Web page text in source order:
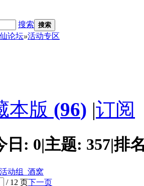
搜索 搜索
论坛»活动专区
本版 (96) |订阅
日: 0|主题: 357|排
活动组_酒窝
/ 12 页下一页